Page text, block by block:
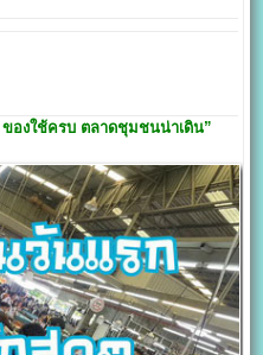
องใช้ครบ ตลาดชุมชนน่าเดิน”